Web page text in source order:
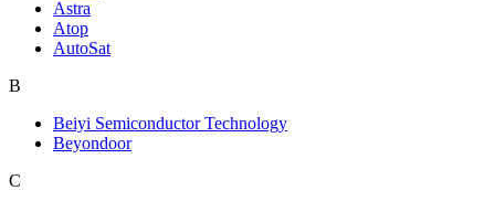
Astra
Atop
AutoSat
B
Beiyi Semiconductor Technology
Beyondoor
C